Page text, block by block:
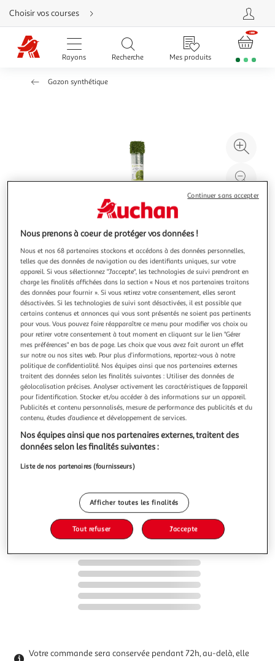
Aller
directement
au
contenu
Aller
directement
Aller
Choisir vos courses
Rayons Recherche Mes produits
Gazon synthétique
à
Illustration
précédente
Illustration
suivante
Meilleure venteVoir conditions
GARDENSTAR
Gazon artificiel 3x1 m H20 mm en polypropylène -
Vert
Vendu parAuchan
Choisir un magasin
Retrait 1h en magasin
Votre commande sera conservée pendant 72h, au-delà, elle
Nous prenons à coeur de protéger vos données !
Nous et nos 68 partenaires stockons et accédons à des données personnelles,
telles que des données de navigation ou des identifiants uniques, sur votre
appareil. Si vous sélectionnez "J'accepte", les technologies de suivi prendront en
charge les finalités affichées dans la section « Nous et nos partenaires traitons
des données pour fournir ». Si vous retirez votre consentement, elles seront
désactivées. Si les technologies de suivi sont désactivées, il est possible que
certains contenus et annonces qui vous sont présentés ne soient pas pertinents
pour vous. Vous pouvez faire réapparaître ce menu pour modifier vos choix ou
pour retirer votre consentement à tout moment en cliquant sur le lien "Gérer
mes préférences" en bas de page. Les choix que vous avez fait auront un effet
sur notre ou nos sites web. Pour plus d’informations, reportez-vous à notre
politique de confidentialité. Nos équipes ainsi que nos partenaires externes
traitent des données selon les finalités suivantes : Utiliser des données de
géolocalisation précises. Analyser activement les caractéristiques de l’appareil
pour l’identification. Stocker et/ou accéder à des informations sur un appareil.
Publicités et contenu personnalisés, mesure de performance des publicités et du
contenu, études d’audience et développement de services.
Nos équipes ainsi que nos partenaires externes, traitent des
données selon les finalités suivantes :
Liste de nos partenaires (fournisseurs)
Afficher toutes les finalités
Tout refuser J'accepte
Continuer sans accepter